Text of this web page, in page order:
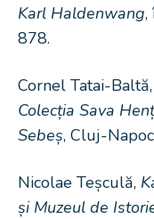
Karl Haldenwang,
878.
Cornel Tatai-
Colecția Sava
Sebeș, Cluj-
Nicolae Teșculă,
și Muzeul de